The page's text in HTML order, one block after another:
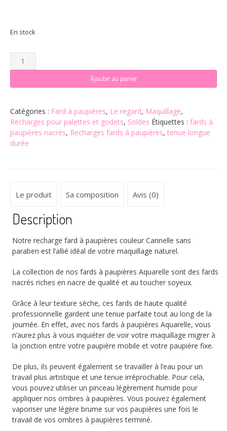
En stock
quantité
de
Ombre
paupières
Aquarelle
-
Cannelle
Ajouter au panier
Catégories : Fard à paupières, Le regard, Maquillage,
Recharges pour palettes et godets, Soldes Étiquettes : fards à
paupières nacrés, Recharges fards à paupières, tenue longue
durée
Le produit Sa composition Avis (0)
Description
Notre recharge fard à paupières couleur Cannelle sans
paraben est l’allié idéal de votre maquillage naturel.
La collection de nos fards à paupières Aquarelle sont des fards
nacrés riches en nacre de qualité et au toucher soyeux.
Grâce à leur texture sèche, ces fards de haute qualité
professionnelle gardent une tenue parfaite tout au long de la
journée. En effet, avec nos fards à paupières Aquarelle, vous
n’aurez plus à vous inquiéter de voir votre maquillage migrer à
la jonction entre votre paupière mobile et votre paupière fixe.
De plus, ils peuvent également se travailler à l’eau pour un
travail plus artistique et une tenue irréprochable. Pour cela,
vous pouvez utiliser un pinceau légèrement humide pour
appliquer nos ombres à paupières. Vous pouvez également
vaporiser une légère brume sur vos paupières une fois le
travail de vos ombres à paupières terminé.